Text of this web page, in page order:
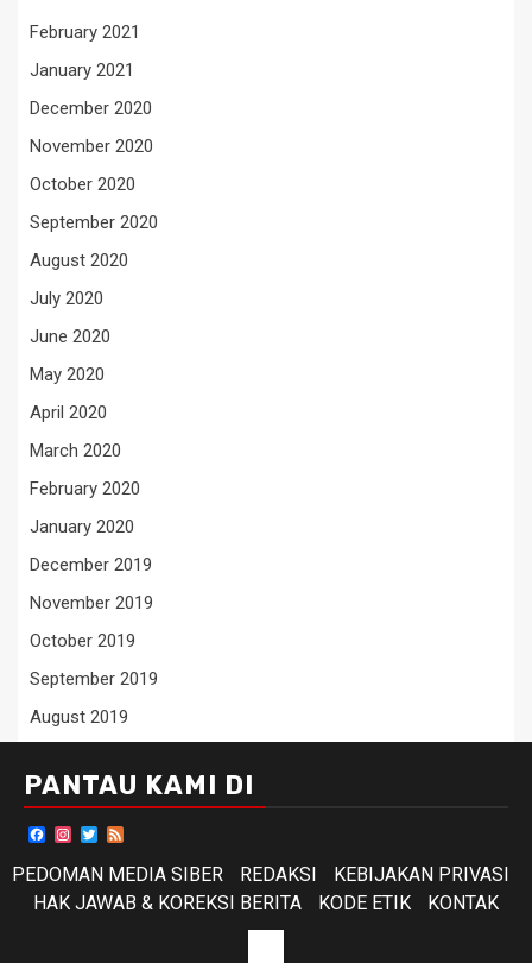
February 2021
January 2021
December 2020
November 2020
October 2020
September 2020
August 2020
July 2020
June 2020
May 2020
April 2020
March 2020
February 2020
January 2020
December 2019
November 2019
October 2019
September 2019
August 2019
PANTAU KAMI DI
Facebook
Instagram
Twitter
PEDOMAN MEDIA SIBER
REDAKSI
KEBIJAKAN PRIVASI
HAK JAWAB & KOREKSI BERITA
KODE ETIK KONTAK